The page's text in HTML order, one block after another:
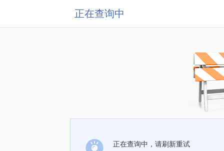
正在查询中
正在查询中，请刷新重试